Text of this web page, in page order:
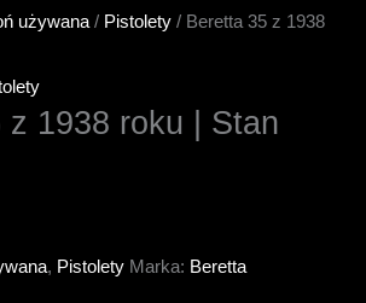
używana/ Pistolety / Beretta 35 z 1938
z 1938 roku | Stan
, Pistolety Marka: Beretta